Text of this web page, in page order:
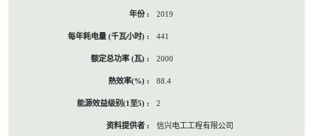
2019
441
2000
88.4
2
信兴电工工程有限公司